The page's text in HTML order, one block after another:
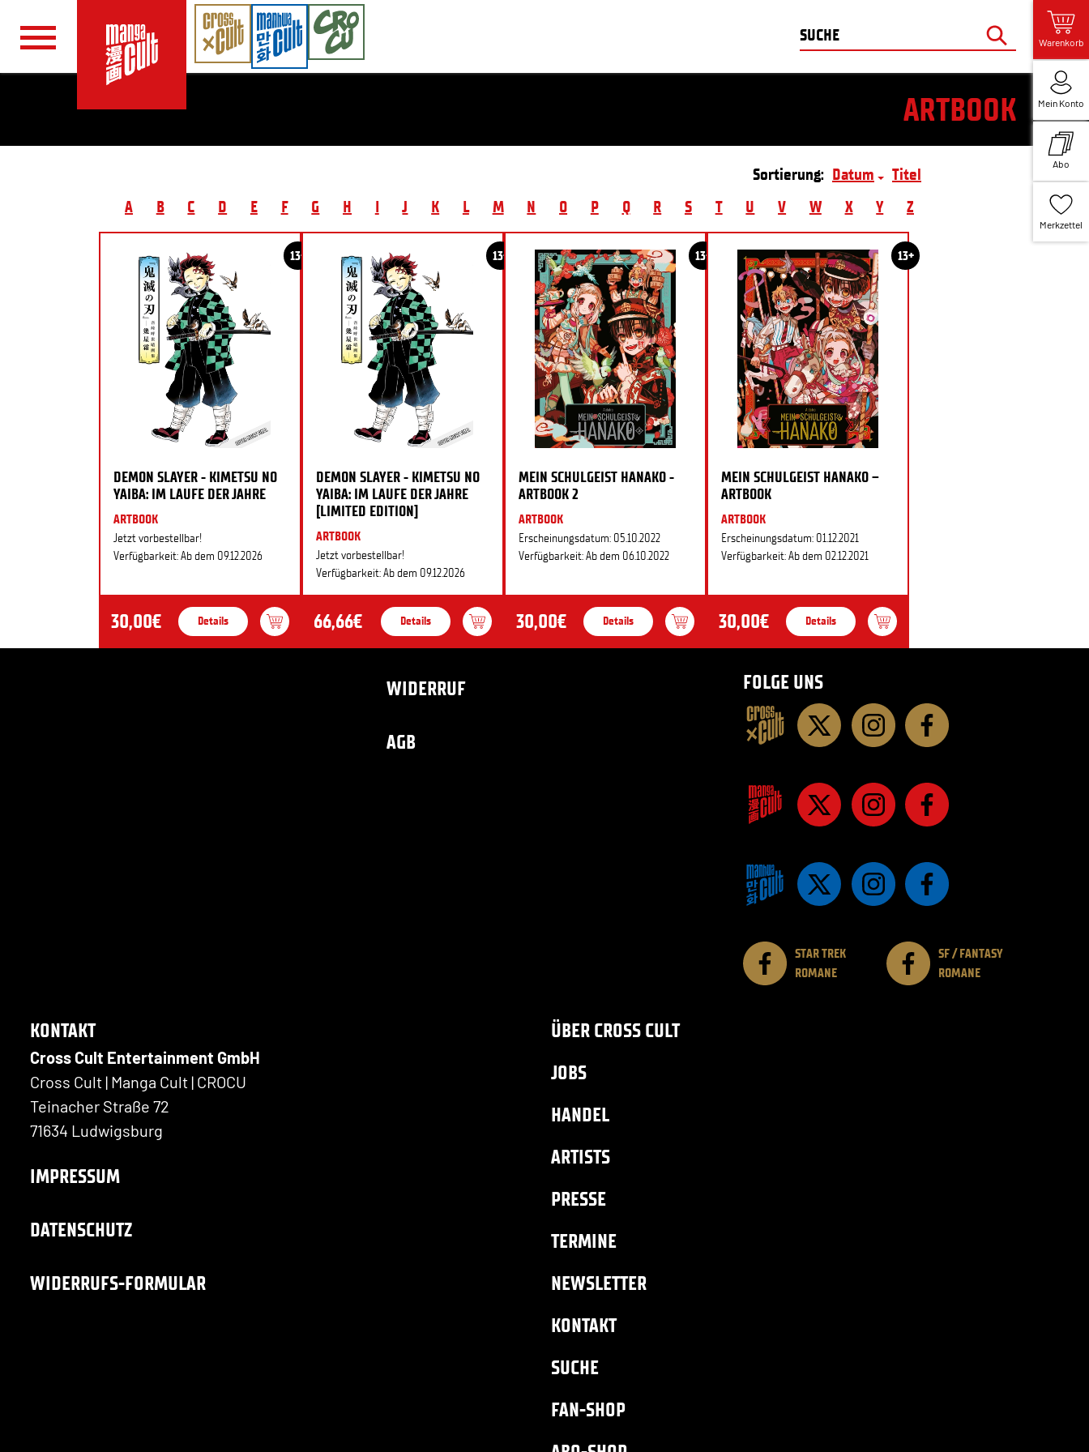
Warenkorb
Mein Konto
Abo
Merkzettel
ARTBOOK
Sortierung: Datum
Titel
A
B C D E F G H I J K L M N O P Q R S T U V W X Y Z
13+
DEMON SLAYER - KIMETSU NO
YAIBA: IM LAUFE DER JAHRE
ARTBOOK
Jetzt vorbestellbar!
Verfügbarkeit: Ab dem 09.12.2026
30,00€ Details
13+
DEMON SLAYER - KIMETSU NO
YAIBA: IM LAUFE DER JAHRE
[LIMITED EDITION]
ARTBOOK
Jetzt vorbestellbar!
Verfügbarkeit: Ab dem 09.12.2026
66,66€ Details
13+
MEIN SCHULGEIST HANAKO -
ARTBOOK 2
ARTBOOK
Erscheinungsdatum: 05.10.2022
Verfügbarkeit: Ab dem 06.10.2022
30,00€ Details
13+
MEIN SCHULGEIST HANAKO –
ARTBOOK
ARTBOOK
Erscheinungsdatum: 01.12.2021
Verfügbarkeit: Ab dem 02.12.2021
30,00€ Details
WIDERRUF
AGB
FOLGE UNS
STAR TREK
ROMANE
SF / FANTASY
ROMANE
KONTAKT
Cross Cult Entertainment GmbH
Cross Cult | Manga Cult | CROCU
Teinacher Straße 72
71634 Ludwigsburg
IMPRESSUM
DATENSCHUTZ
WIDERRUFS-FORMULAR
ÜBER CROSS CULT
JOBS
HANDEL
ARTISTS
PRESSE
TERMINE
NEWSLETTER
KONTAKT
SUCHE
FAN-SHOP